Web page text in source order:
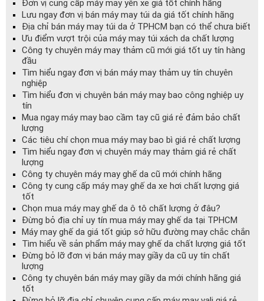
Đơn vị cung cấp máy may yên xe giá tốt chính hãng
Lưu ngay đơn vị bán máy may túi da giá tốt chính hãng
Địa chỉ bán máy may túi da ở TPHCM bạn có thể chưa biết
Ưu điểm vượt trội của máy may túi xách da chất lượng
Công ty chuyên máy may thảm cũ mới giá tốt uy tín hàng
đầu
Tìm hiểu ngay đơn vị bán máy may thảm uy tín chuyên
nghiệp
Tìm hiểu đơn vị chuyên bán máy may bao công nghiệp uy
tín
Mua ngay máy may bao cầm tay cũ giá rẻ đảm bảo chất
lượng
Các tiêu chí chọn mua máy may bao bì giá rẻ chất lượng
Tìm hiểu ngay đơn vị chuyên máy may thảm giá rẻ chất
lượng
Công ty chuyên máy may ghế da cũ mới chính hãng
Công ty cung cấp máy may ghế da xe hơi chất lượng giá
tốt
Chọn mua máy may ghế da ô tô chất lượng ở đâu?
Đừng bỏ địa chỉ uy tín mua máy may ghế da tại TPHCM
Máy may ghế da giá tốt giúp sở hữu đường may chắc chắn
Tìm hiểu về sản phẩm máy may ghế da chất lượng giá tốt
Đừng bỏ lỡ đơn vị bán máy may giầy da cũ uy tín chất
lượng
Công ty chuyên bán máy may giầy da mới chính hãng giá
tốt